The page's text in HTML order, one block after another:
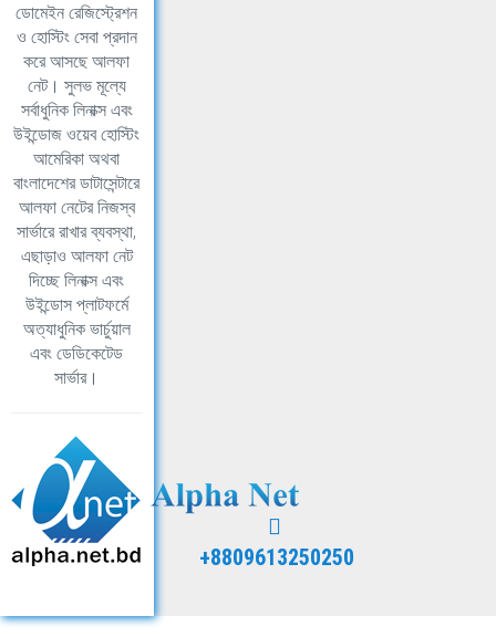
ডোমেইন রেজিস্ট্রেশন
ও হোস্টিং সেবা প্রদান
করে আসছে আলফা
নেট। সুলভ মূল্যে
সর্বাধুনিক লিনাক্স এবং
উইন্ডোজ ওয়েব হোস্টিং
আমেরিকা অথবা
বাংলাদেশের ডাটাসেন্টারে
আলফা নেটের নিজস্ব
সার্ভারে রাখার ব্যবস্থা,
এছাড়াও আলফা নেট
দিচ্ছে লিনাক্স এবং
উইন্ডোস প্লাটফর্মে
অত্যাধুনিক ভার্চুয়াল
এবং ডেডিকেটেড
সার্ভার।
+8809613250250